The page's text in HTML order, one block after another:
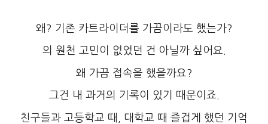
왜? 기존 카트라이더를 가끔이라도 했는가?
의 원천 고민이 없었던 건 아닐까 싶어요.
왜 가끔 접속을 했을까요?
그건 내 과거의 기록이 있기 때문이죠.
친구들과 고등학교 때, 대학교 때 즐겁게 했던 기억